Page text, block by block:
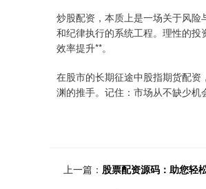
炒股配资，本质上是一场关于风险
和纪律执行的系统工程。理性的投
效率提升**。
在股市的长期征途中股指期货配
渊的推手。记住：市场从不缺少机
上一篇： 股票配资源码：助您轻